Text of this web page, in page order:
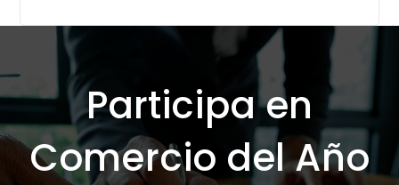
Participa en
Comercio del Año